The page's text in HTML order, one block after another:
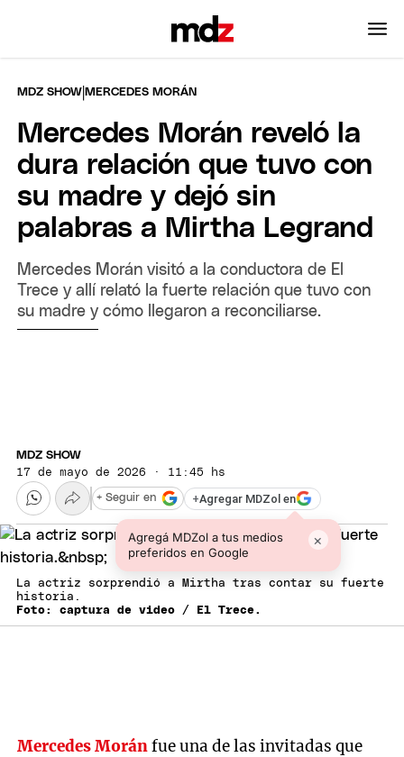
MDZ SHOW |MERCEDES MORÁN
Mercedes Morán reveló la
dura relación que tuvo con
su madre y dejó sin
palabras a Mirtha Legrand
Mercedes Morán visitó a la conductora de El
Trece y allí relató la fuerte relación que tuvo con
su madre y cómo llegaron a reconciliarse.
MDZ SHOW
17 de mayo de 2026 · 11:45 hs
+Agregar MDZol en
Agregá MDZol a tus medios
preferidos en Google
×
+ Seguir en
La actriz sorprendió a Mirtha tras contar su fuerte
historia.
Foto: captura de video / El Trece.
Mercedes Moránfue una de las invitadas que